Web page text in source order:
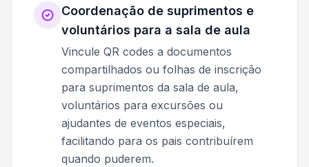
Coordenação de suprimentos e
voluntários para a sala de aula
Vincule QR codes a documentos
compartilhados ou folhas de inscrição
para suprimentos da sala de aula,
voluntários para excursões ou
ajudantes de eventos especiais,
facilitando para os pais contribuírem
quando puderem.